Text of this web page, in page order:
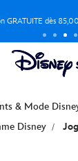
GRATUITE dès
& Mode
Disney